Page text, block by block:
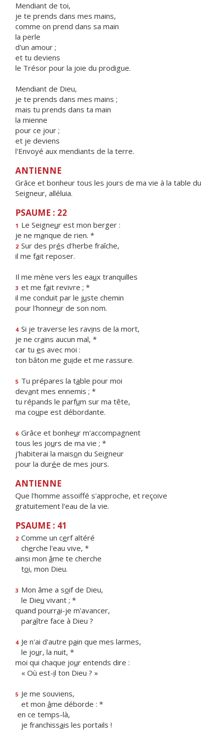
Mendiant de toi,
je te prends dans mes mains,
comme on prend dans sa main
la perle
d'un amour ;
et tu deviens
le Trésor pour la joie du prodigue.
Mendiant de Dieu,
je te prends dans mes mains ;
mais tu prends dans ta main
la mienne
pour ce jour ;
et je deviens
l'Envoyé aux mendiants de la terre.
ANTIENNE
Grâce et bonheur tous les jours de ma vie à la table du
Seigneur, alléluia.
PSAUME : 22
1 Le Seigneur est mon berger :
je ne manque de rien. *
2 Sur des prés d'herbe fraîche,
il me fait reposer.
Il me mène vers les eaux tranquilles
3 et me fait revivre ; *
il me conduit par le juste chemin
pour l'honneur de son nom.
4 Si je traverse les ravins de la mort,
je ne crains aucun mal, *
car tu es avec moi :
ton bâton me guide et me rassure.
5 Tu prépares la table pour moi
devant mes ennemis ; *
tu répands le parfum sur ma tête,
ma coupe est débordante.
6 Grâce et bonheur m'accompagnent
tous les jours de ma vie ; *
j'habiterai la maison du Seigneur
pour la durée de mes jours.
ANTIENNE
Que l'homme assoiffé s'approche, et reçoive
gratuitement l'eau de la vie.
PSAUME : 41
2 Comme un cerf altéré
cherche l'eau vive, *
ainsi mon âme te cherche
toi, mon Dieu.
3 Mon âme a soif de Dieu,
le Dieu vivant ; *
quand pourrai-je m'avancer,
paraître face à Dieu ?
4 Je n'ai d'autre pain que mes larmes,
le jour, la nuit, *
moi qui chaque jour entends dire :
« Où est-il ton Dieu ? »
5 Je me souviens,
et mon âme déborde : *
en ce temps-là,
je franchissais les portails !